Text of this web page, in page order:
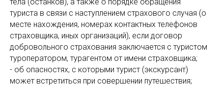
туриста в связи с наступлением страхового случая (о
месте нахождения, номерах контактных телефонов
страховщика, иных организаций), если договор
добровольного страхования заключается с туристом
туроператором, турагентом от имени страховщика;
- об опасностях, с которыми турист (экскурсант)
может встретиться при совершении путешествия;